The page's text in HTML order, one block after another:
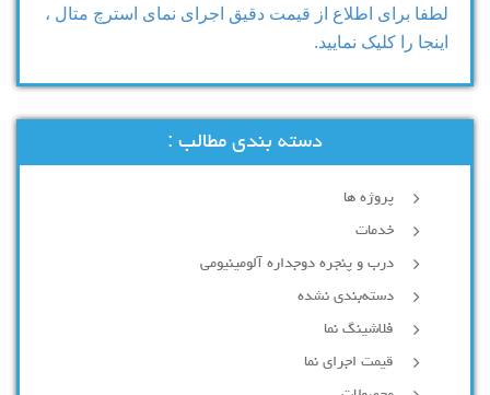
لطفا برای اطلاع از قیمت دقیق اجرای نمای استرچ متال ،
اینجا را کلیک نمایید.
دسته بندی مطالب :
پروژه ها
خدمات
درب و پنجره دوجداره آلومینیومی
دسته‌بندی نشده
فلاشینگ نما
قیمت اجرای نما